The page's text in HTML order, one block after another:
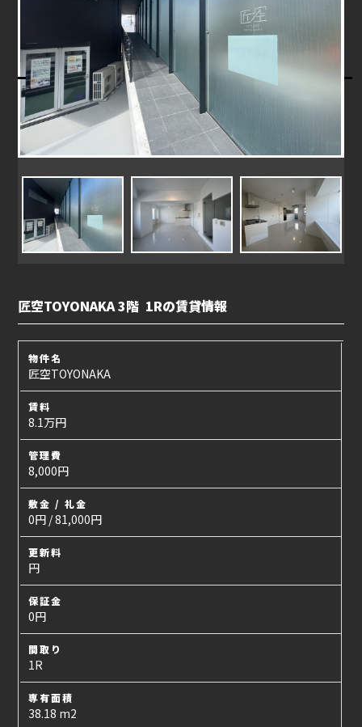
匠空TOYONAKA 3階 1Rの賃貸情報
物件名
匠空TOYONAKA
賃料
8.1万円
管理費
8,000円
敷金 / 礼金
0円 / 81,000円
更新料
円
保証金
0円
間取り
1R
専有面積
38.18 m2